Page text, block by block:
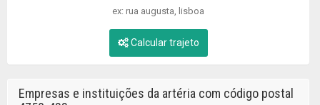
ex: rua augusta, lisboa
Calcular trajeto
Empresas e instituições da artéria com código postal